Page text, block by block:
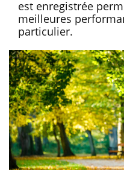
est enregistrée
meilleures
particulier.